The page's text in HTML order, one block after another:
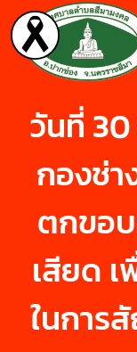
วันที่
กองช่
ตกขอ
เสียด
ในการ